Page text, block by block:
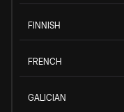
FINNISH
FRENCH
GALICIAN